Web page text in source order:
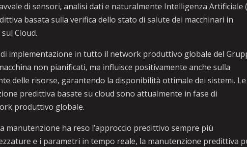
di sensori, analisi dati e naturalmente Intelligenza Artificiale
basata sulla verifica dello stato di salute dei macchinari in
Cloud.
implementazione in tutto il network produttivo globale del
non pianificati, ma influisce positivamente anche sulla
delle risorse, garantendo la disponibilità ottimale dei sistemi. Le
predittiva basate su cloud sono attualmente in fase di
produttivo globale.
manutenzione ha reso l’approccio predittivo sempre più
e i parametri in tempo reale, la manutenzione predittiva